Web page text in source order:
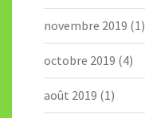
novembre 2019 (1)
octobre 2019 (4)
août 2019 (1)